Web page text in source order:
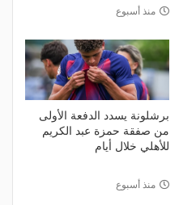
منذ أسبوع
برشلونة يسدد الدفعة الأولى
من صفقة حمزة عبد الكريم
للأهلي خلال أيام
منذ أسبوع